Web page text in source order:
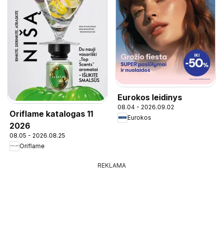
Oriflame katalogas 11
2026
08.05 - 2026.08.25
Oriflame
Eurokos leidinys
08.04 - 2026.09.02
Eurokos
REKLAMA